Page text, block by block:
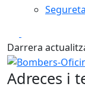
Darrera
Bombers-
Adreces i